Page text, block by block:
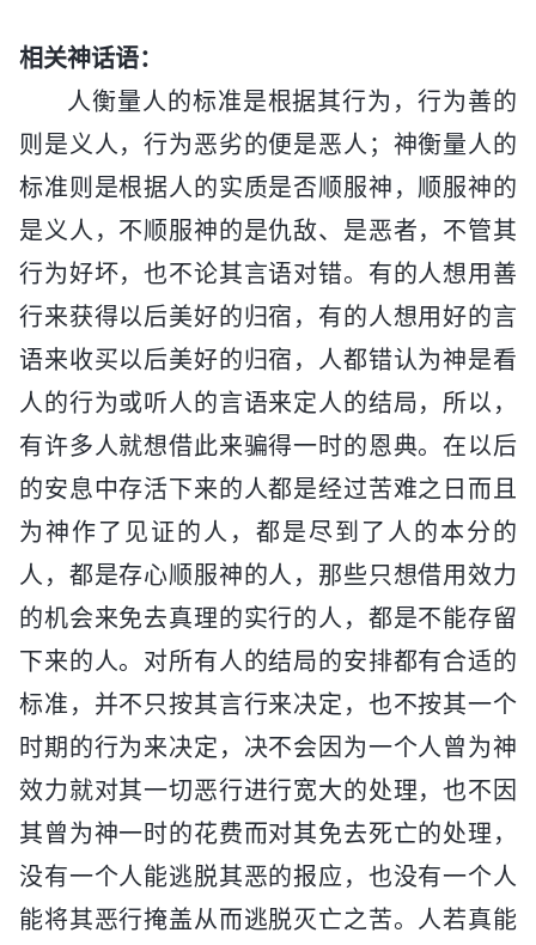
相关神话语：
人衡量人的标准是根据其行为，行为善的
则是义人，行为恶劣的便是恶人；神衡量人的
标准则是根据人的实质是否顺服神，顺服神的
是义人，不顺服神的是仇敌、是恶者，不管其
行为好坏，也不论其言语对错。有的人想用善
行来获得以后美好的归宿，有的人想用好的言
语来收买以后美好的归宿，人都错认为神是看
人的行为或听人的言语来定人的结局，所以，
有许多人就想借此来骗得一时的恩典。在以后
的安息中存活下来的人都是经过苦难之日而且
为神作了见证的人，都是尽到了人的本分的
人，都是存心顺服神的人，那些只想借用效力
的机会来免去真理的实行的人，都是不能存留
下来的人。对所有人的结局的安排都有合适的
标准，并不只按其言行来决定，也不按其一个
时期的行为来决定，决不会因为一个人曾为神
效力就对其一切恶行进行宽大的处理，也不因
其曾为神一时的花费而对其免去死亡的处理，
没有一个人能逃脱其恶的报应，也没有一个人
能将其恶行掩盖从而逃脱灭亡之苦。人若真能